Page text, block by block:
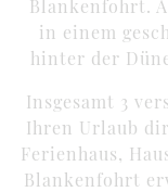
Blankenfohrt.
in einem
hinter der
Insgesamt 3
Ihren Urlaub
Ferienhaus,
Blankenfohrt